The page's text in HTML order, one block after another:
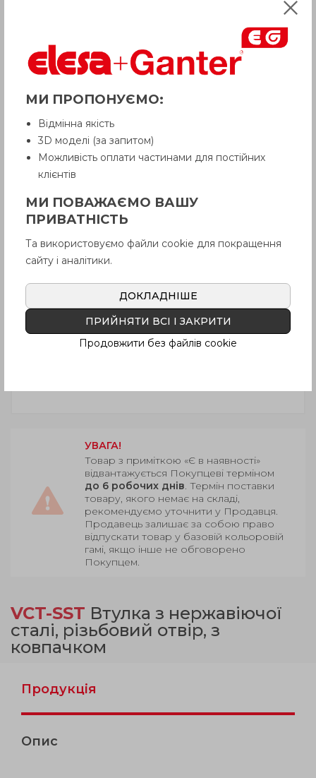
УВАГА!
Товар з приміткою «Є в наявності»
відвантажується Покупцеві терміном
до 6 робочих днів. Термін поставки
товару, якого немає на складі,
рекомендуємо уточнити у Продавця.
Продавець залишає за собою право
відпускати товар у базовій кольоровій
гамі, якщо інше не обговорено
Покупцем.
VCT-SST Втулка з нержавіючої
сталі, різьбовий отвір, з
ковпачком
Продукція
Опис
МИ ПРОПОНУЄМО:
Відмінна якість
3D моделі (за запитом)
Можливість оплати частинами для постійних
клієнтів
МИ ПОВАЖАЄМО ВАШУ
ПРИВАТНІСТЬ
Та використовуємо файли cookie для покращення
сайту і аналітики.
ДОКЛАДНІШЕ
ПРИЙНЯТИ ВСІ І ЗАКРИТИ
Продовжити без файлів cookie